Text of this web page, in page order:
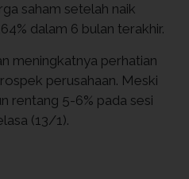
saham setelah naik
dalam 6 bulan terakhir.
meningkatnya perhatian
perusahaan. Meski
rentang 5-6% pada sesi
(13/1).